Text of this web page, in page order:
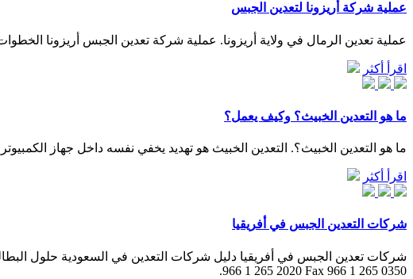
عملية شركة أريزونا لتعدين الجبس
عملية تعدين الرمال في ولاية أريزونا. عملية شركة تعدين الجبس أريزونا الخطوات
اقرأ أكثر
ما هو التعدين الخبيث؟ وكيف يعمل؟
ما هو التعدين الخبيث؟. التعدين الخبيث هو تهديد يخفي نفسه داخل جهاز
اقرأ أكثر
شركات التعدين الجبس في أفريقيا
966 1 265 2020 Fax 966 1 265 0350.